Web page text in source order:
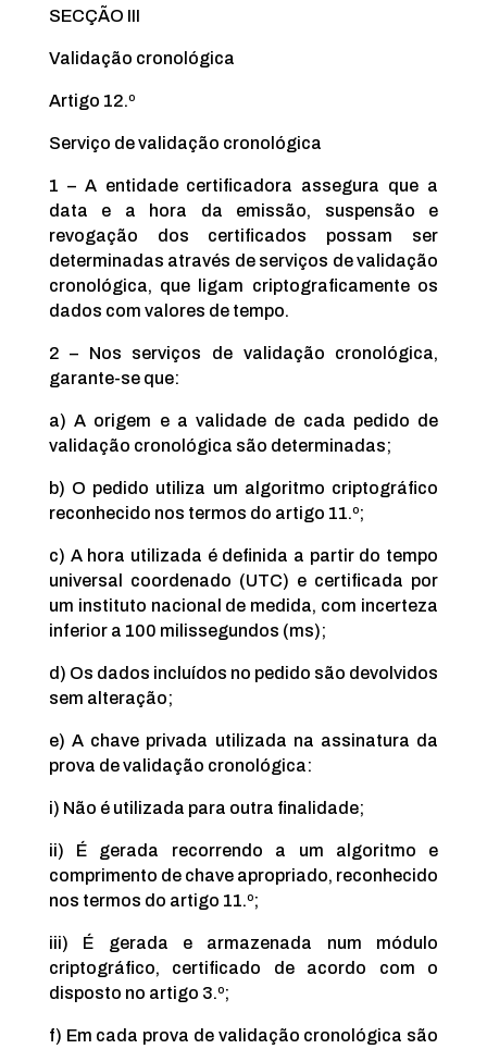
SECÇÃO III
Validação cronológica
Artigo 12.º
Serviço de validação cronológica
1 – A entidade certificadora assegura que a
data e a hora da emissão, suspensão e
revogação dos certificados possam ser
determinadas através de serviços de validação
cronológica, que ligam criptograficamente os
dados com valores de tempo.
2 – Nos serviços de validação cronológica,
garante-se que:
a) A origem e a validade de cada pedido de
validação cronológica são determinadas;
b) O pedido utiliza um algoritmo criptográfico
reconhecido nos termos do artigo 11.º;
c) A hora utilizada é definida a partir do tempo
universal coordenado (UTC) e certificada por
um instituto nacional de medida, com incerteza
inferior a 100 milissegundos (ms);
d) Os dados incluídos no pedido são devolvidos
sem alteração;
e) A chave privada utilizada na assinatura da
prova de validação cronológica:
i) Não é utilizada para outra finalidade;
ii) É gerada recorrendo a um algoritmo e
comprimento de chave apropriado, reconhecido
nos termos do artigo 11.º;
iii) É gerada e armazenada num módulo
criptográfico, certificado de acordo com o
disposto no artigo 3.º;
f) Em cada prova de validação cronológica são